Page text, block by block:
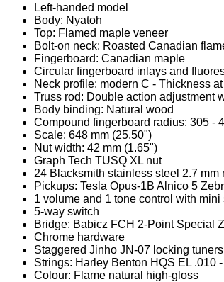
Left-handed model
Body: Nyatoh
Top: Flamed maple veneer
Bolt-on neck: Roasted Canadian
Fingerboard: Canadian maple
Circular fingerboard inlays and
Neck profile: modern C - Thickness
Truss rod: Double action adjustment
Body binding: Natural wood
Compound fingerboard radius: 305 -
Scale: 648 mm (25.50")
Nut width: 42 mm (1.65")
Graph Tech TUSQ XL nut
24 Blacksmith stainless steel 2.7 mm
Pickups: Tesla Opus-1B Alnico 5
1 volume and 1 tone control with
5-way switch
Bridge: Babicz FCH 2-Point Special
Chrome hardware
Staggered Jinho JN-07 locking
Strings: Harley Benton HQS EL .010
Colour: Flame natural high-gloss